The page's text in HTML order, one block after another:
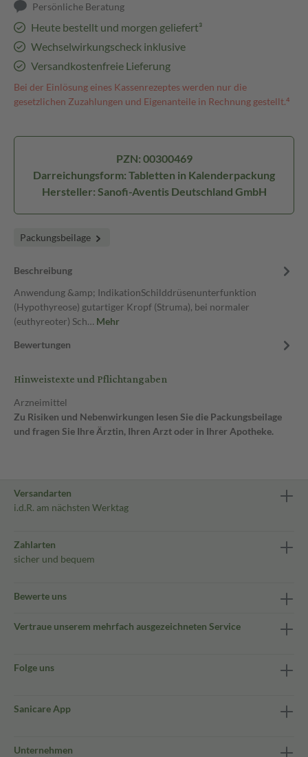
Persönliche Beratung
Heute bestellt und morgen geliefert³
Wechselwirkungscheck inklusive
Versandkostenfreie Lieferung
Bei der Einlösung eines Kassenrezeptes werden nur die
gesetzlichen Zuzahlungen und Eigenanteile in Rechnung gestellt.⁴
PZN: 00300469
Darreichungsform: Tabletten in Kalenderpackung
Hersteller: Sanofi-Aventis Deutschland GmbH
Packungsbeilage
Beschreibung
Anwendung &amp; IndikationSchilddrüsenunterfunktion
(Hypothyreose) gutartiger Kropf (Struma), bei normaler
(euthyreoter) Sch… Mehr
Bewertungen
Hinweistexte und Pflichtangaben
Arzneimittel
Zu Risiken und Nebenwirkungen lesen Sie die Packungsbeilage
und fragen Sie Ihre Ärztin, Ihren Arzt oder in Ihrer Apotheke.
Versandarten
i.d.R. am nächsten Werktag
Zahlarten
sicher und bequem
Bewerte uns
Vertraue unserem mehrfach ausgezeichneten Service
Folge uns
Sanicare App
Unternehmen